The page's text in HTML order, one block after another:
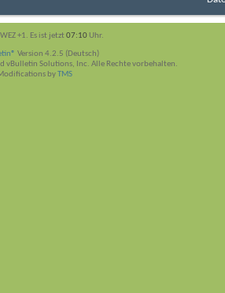
+1. Es ist jetzt07:10Uhr.
Version 4.2.5 (Deutsch)
Solutions, Inc. Alle Rechte vorbehalten.
byTMS